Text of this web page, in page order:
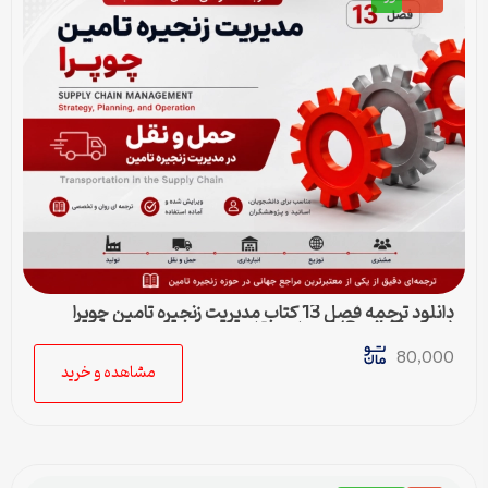
دانلود ترجمه فصل 13 کتاب مدیریت زنجیره تامین چوپرا
(Sunil Chopra) | حمل و نقل در زنجیره تامین
80,000
مشاهده و خرید